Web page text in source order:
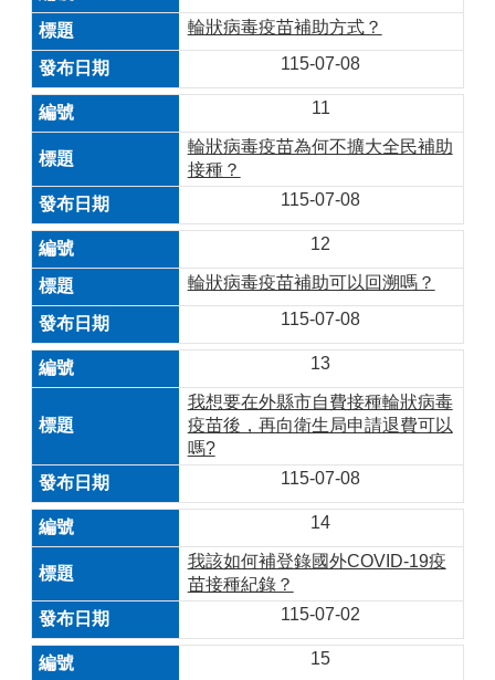
輪狀病毒疫苗補助方式？
115-07-08
11
輪狀病毒疫苗為何不擴大全民補助
接種？
115-07-08
12
輪狀病毒疫苗補助可以回溯嗎？
115-07-08
13
我想要在外縣市自費接種輪狀病毒
疫苗後，再向衛生局申請退費可以
嗎?
115-07-08
14
我該如何補登錄國外COVID-19疫
苗接種紀錄？
115-07-02
15